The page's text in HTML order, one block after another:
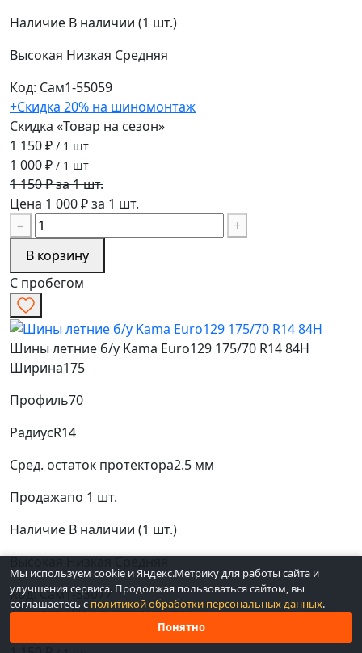
Наличие В наличии (1 шт.)
Высокая Низкая Средняя
Код: Сам1-55059
+Скидка 20% на шиномонтаж
Скидка «Товар на сезон»
1 150 ₽ / 1 шт
1 000 ₽ / 1 шт
1 150 ₽ за 1 шт.
Цена 1 000 ₽ за 1 шт.
−
+
В корзину
С пробегом
Шины летние б/у Kama Euro129 175/70 R14 84H
Ширина175
Профиль70
РадиусR14
Сред. остаток протектора2.5 мм
Продажапо 1 шт.
Наличие В наличии (1 шт.)
ВысокаяНизкаяСредняя
Код: Сам1-53077
+Скидка 20% на шиномонтаж
Скидка «Товар на сезон»
Мы используем cookie и Яндекс.Метрику для работы сайта и
улучшения сервиса. Продолжая пользоваться сайтом, вы
соглашаетесь с политикой обработки персональных данных.
Понятно